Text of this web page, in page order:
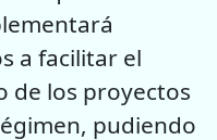
a facilitar el
de los proyectos
pudiendo